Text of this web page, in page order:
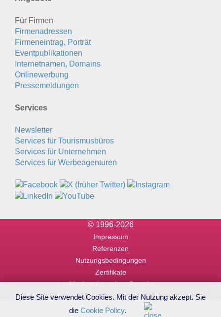
Für Firmen
Firmenadressen
Firmeneintrag, Porträt
Eventpublikationen
Internetnamen, Domains
Onlinewerbung
Pressemeldungen
Services
Newsletter
Services für Tourismusbüros
Services für Unternehmen
Services für Werbeagenturen
© 1996-2026
Impressum
Referenzen
Nutzungsbedingungen
Zertifikate
Alle Angaben ohne Gewähr
Diese Site verwendet Cookies. Mit der Nutzung akzept. Sie
die Cookie Policy.